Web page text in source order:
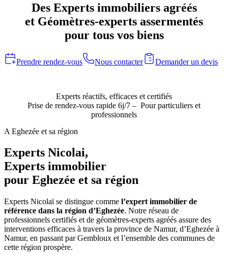
Des Experts immobiliers agréés
et Géomètres-experts assermentés
pour tous vos biens
Prendre rendez-vous Nous contacter Demander un devis
Experts réactifs, efficaces et certifiés
Prise de rendez-vous rapide 6j/7 – Pour particuliers et
professionnels
A Eghezée et sa région
Experts Nicolai,
Experts immobilier
pour Eghezée et sa région
Experts Nicolaï se distingue comme l’expert immobilier de
référence dans la région d’Eghezée. Notre réseau de
professionnels certifiés et de géomètres-experts agréés assure des
interventions efficaces à travers la province de Namur, d’Eghezée à
Namur, en passant par Gembloux et l’ensemble des communes de
cette région prospère.